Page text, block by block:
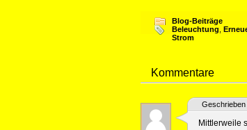
Blog-Beiträge
Beleuchtung
Strom
Kommentare
Geschrieben
Mittlerweile